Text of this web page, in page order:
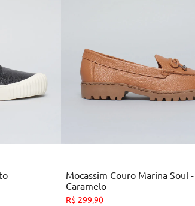
Mocassim Couro Marina Soul -
Caramelo
R$ 299,90